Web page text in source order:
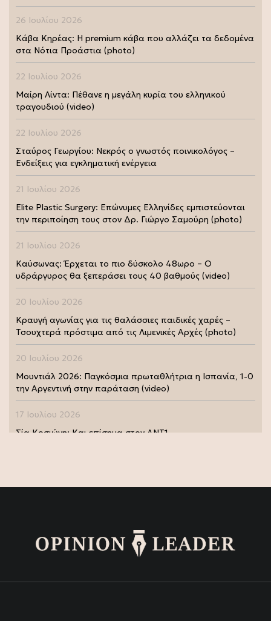
26 Ιουλίου 2026
Κάβα Κηρέας: Η premium κάβα που αλλάζει τα δεδομένα
στα Νότια Προάστια (photo)
22 Ιουλίου 2026
Μαίρη Λίντα: Πέθανε η μεγάλη κυρία του ελληνικού
τραγουδιού (video)
22 Ιουλίου 2026
Σταύρος Γεωργίου: Νεκρός ο γνωστός ποινικολόγος –
Ενδείξεις για εγκληματική ενέργεια
21 Ιουλίου 2026
Elite Plastic Surgery: Επώνυμες Ελληνίδες εμπιστεύονται
την περιποίηση τους στον Δρ. Γιώργο Σαμούρη (photo)
21 Ιουλίου 2026
Καύσωνας: Έρχεται το πιο δύσκολο 48ωρο – Ο
υδράργυρος θα ξεπεράσει τους 40 βαθμούς (video)
20 Ιουλίου 2026
Κραυγή αγωνίας για τις θαλάσσιες παιδικές χαρές –
Τσουχτερά πρόστιμα από τις Λιμενικές Αρχές (photo)
20 Ιουλίου 2026
Μουντιάλ 2026: Παγκόσμια πρωταθλήτρια η Ισπανία, 1-0
την Αργεντινή στην παράταση (video)
17 Ιουλίου 2026
Σία Κοσιώνη: Και επίσημα στον ΑΝΤ1
της Μάρως Κοντού (photo)
Μάρω Κοντού: Πέθανε η σπουδαία ηθοποιός (video)